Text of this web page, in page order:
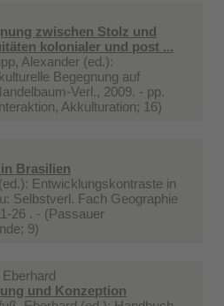
zwischen Stolz und
kolonialer und post ...
Alexander (ed.):
Begegnung auf
Verl., 2009. - pp.
Akkulturation; 16)
Brasilien
Entwicklungskontraste in
Selbstverl. Fach Geographie
26 . - (Passauer
9)
und Konzeption